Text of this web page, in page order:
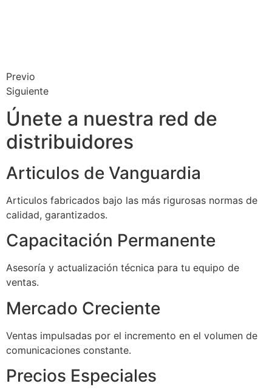
Previo
Siguiente
Únete a nuestra red de
distribuidores
Articulos de Vanguardia
Articulos fabricados bajo las más rigurosas normas de
calidad, garantizados.
Capacitación Permanente
Asesoría y actualización técnica para tu equipo de
ventas.
Mercado Creciente
Ventas impulsadas por el incremento en el volumen de
comunicaciones constante.
Precios Especiales